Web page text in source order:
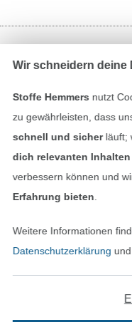
In den deutschen
Wir schneidern deine
Stoffe Hemmers nutzt
zu gewährleisten, dass
schnell und sicherläuft;
dich relevanten Inhalten
verbessern können und
Erfahrung bieten
Weitere Informationen
Datenschutzerklärung